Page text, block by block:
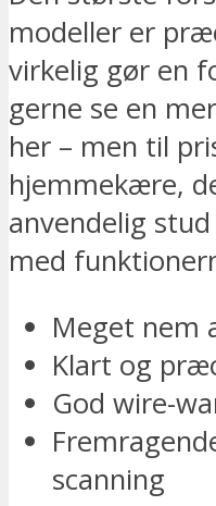
modeller er
virkelig gør en
gerne se en
her – men til
hjemmekære,
anvendelig
med
Meget nem
Klart og
God wire-
scanning